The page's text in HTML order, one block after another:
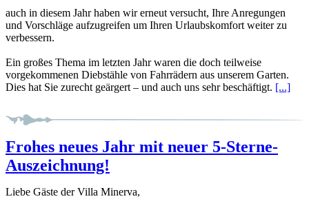
auch in diesem Jahr haben wir erneut versucht, Ihre Anregungen
und Vorschläge aufzugreifen um Ihren Urlaubskomfort weiter zu
verbessern.
Ein großes Thema im letzten Jahr waren die doch teilweise
vorgekommenen Diebstähle von Fahrrädern aus unserem Garten.
Dies hat Sie zurecht geärgert – und auch uns sehr beschäftigt. [...]
Frohes neues Jahr mit neuer 5-Sterne-
Auszeichnung!
Liebe Gäste der Villa Minerva,